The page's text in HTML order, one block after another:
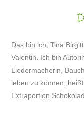
Das bin ich, Tina
Valentin. Ich bin
Liedermacherin,
leben zu können,
Extraportion